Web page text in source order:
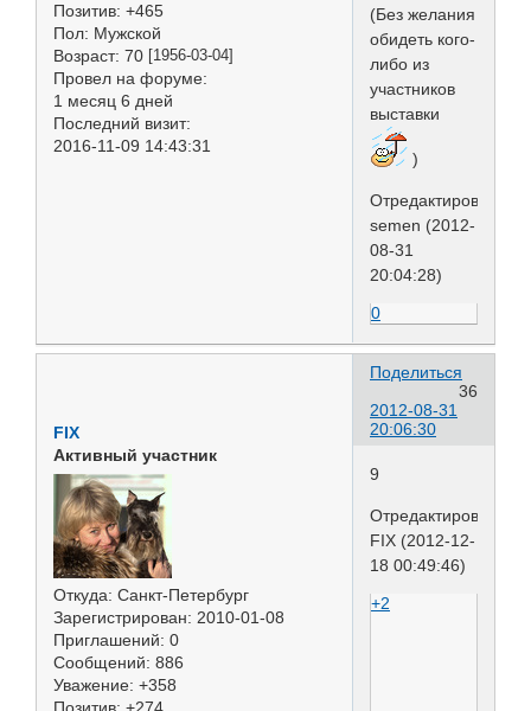
Позитив: +465
Пол: Мужской
Возраст: 70 [1956-03-04]
Провел на форуме:
1 месяц 6 дней
Последний визит:
2016-11-09 14:43:31
(Без желания
обидеть кого-
либо из
участников
выставки
)
Отредактировано
semen (2012-
08-31
20:04:28)
0
Поделиться
36
2012-08-31
20:06:30
FIX
Активный участник
Откуда: Санкт-Петербург
Зарегистрирован: 2010-01-08
Приглашений: 0
Сообщений: 886
Уважение: +358
9
Отредактировано
FIX (2012-12-
18 00:49:46)
+2